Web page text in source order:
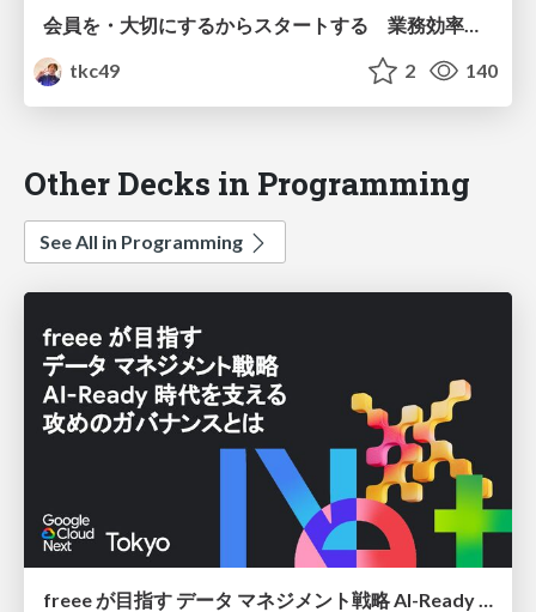
会員を・大切にするからスタートする 業務効率アップとファン度アップセミナー
tkc49
2 140
Other Decks in Programming
See All in Programming